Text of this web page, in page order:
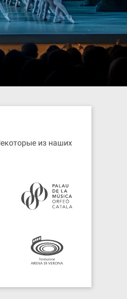
из наших